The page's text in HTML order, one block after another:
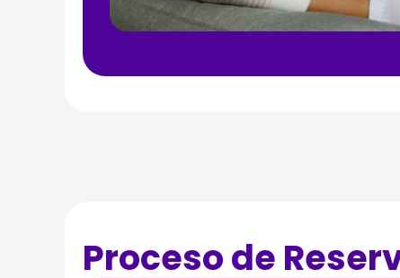
Proceso de